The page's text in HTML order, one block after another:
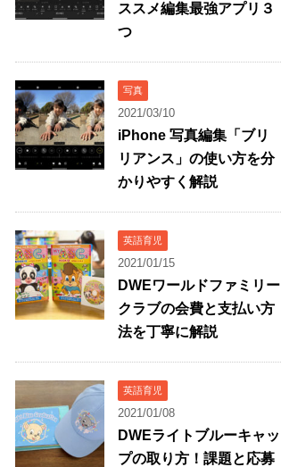
ススメ編集最強アプリ３
つ
写真
2021/03/10
iPhone 写真編集「ブリ
リアンス」の使い方を分
かりやすく解説
英語育児
2021/01/15
DWEワールドファミリー
クラブの会費と支払い方
法を丁寧に解説
英語育児
2021/01/08
DWEライトブルーキャッ
プの取り方！課題と応募